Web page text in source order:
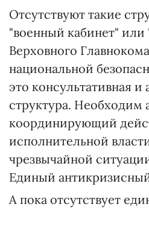
Отсутствуют такие
"военный кабинет" или
Верховного
национальной
это консультативная и
структура. Необходим
координирующий
исполнительной
чрезвычайной
Единый
А пока отсутствует
оперативное
вопросам АТО на